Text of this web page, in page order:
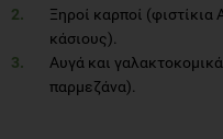
Ξηροί καρποί (φιστίκια
κάσιους).
Αυγά και
παρμεζάνα).